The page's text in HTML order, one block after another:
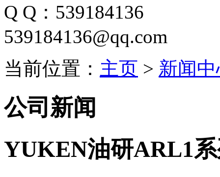
Q Q：539184136
539184136@qq.com
当前位置： 主页 > 新闻
公司新闻
YUKEN油研ARL1